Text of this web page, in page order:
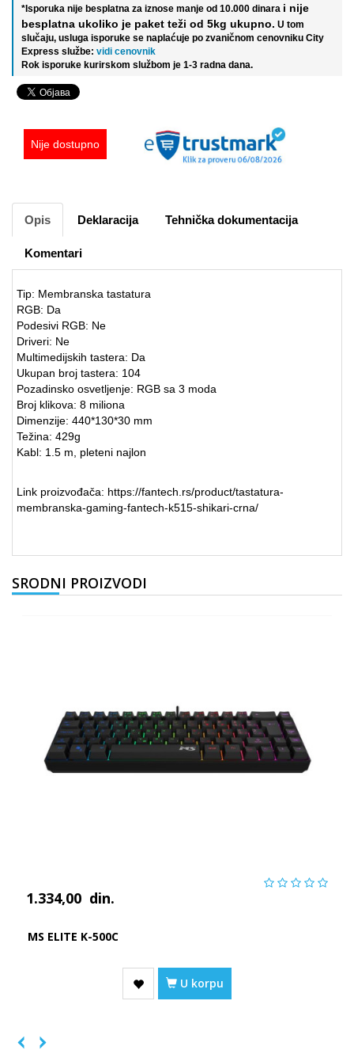
*Isporuka nije besplatna za iznose manje od 10.000 dinara i nije
besplatna ukoliko je paket teži od 5kg ukupno. U tom
slučaju, usluga isporuke se naplaćuje po zvaničnom cenovniku City
Express službe: vidi cenovnik
Rok isporuke kurirskom službom je 1-3 radna dana.
Nije dostupno
Opis Deklaracija Tehnička dokumentacija
Komentari
Tip: Membranska tastatura
RGB: Da
Podesivi RGB: Ne
Driveri: Ne
Multimedijskih tastera: Da
Ukupan broj tastera: 104
Pozadinsko osvetljenje: RGB sa 3 moda
Broj klikova: 8 miliona
Dimenzije: 440*130*30 mm
Težina: 429g
Kabl: 1.5 m, pleteni najlon
Link proizvođača: https://fantech.rs/product/tastatura-
membranska-gaming-fantech-k515-shikari-crna/
SRODNI PROIZVODI
1.334,00 din.
MS ELITE K-500C
U korpu